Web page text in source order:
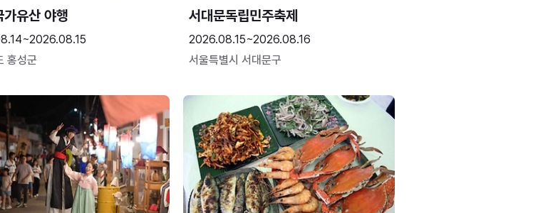
가유산 야행
홍성군
서대문독립민주축제
2026.08.15~2026.08.16
서울특별시 서대문구